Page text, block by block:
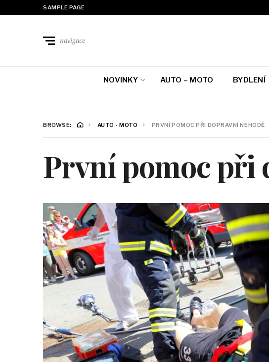
SAMPLE PAGE
navigace
NOVINKY AUTO – MOTO BYDLENÍ
BROWSE: AUTO - MOTO PRVNÍ POMOC PŘI DOPRAVNÍ NEHODĚ
První pomoc při